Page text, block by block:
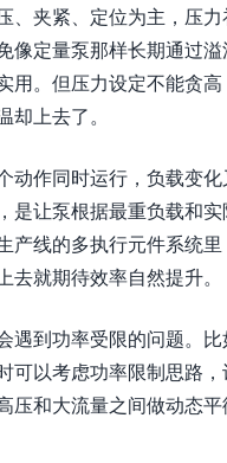
、夹紧、定位为主，压
像定量泵那样长期通过
用。但压力设定不能贪
上去了。
动作同时运行，负载变
是让泵根据最重负载和
产线的多执行元件系统
就期待效率自然提升。
遇到功率受限的问题。
可以考虑功率限制思路
压和大流量之间做动态